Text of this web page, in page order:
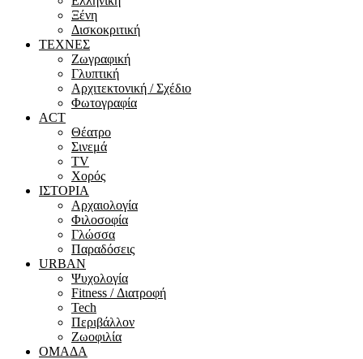
Ξένη
Δισκοκριτική
ΤΕΧΝΕΣ
Ζωγραφική
Γλυπτική
Αρχιτεκτονική / Σχέδιο
Φωτογραφία
ACT
Θέατρο
Σινεμά
ΤV
Χορός
ΙΣΤΟΡΙΑ
Αρχαιολογία
Φιλοσοφία
Γλώσσα
Παραδόσεις
URBAN
Ψυχολογία
Fitness / Διατροφή
Tech
Περιβάλλον
Ζωοφιλία
ΟΜΑΔΑ